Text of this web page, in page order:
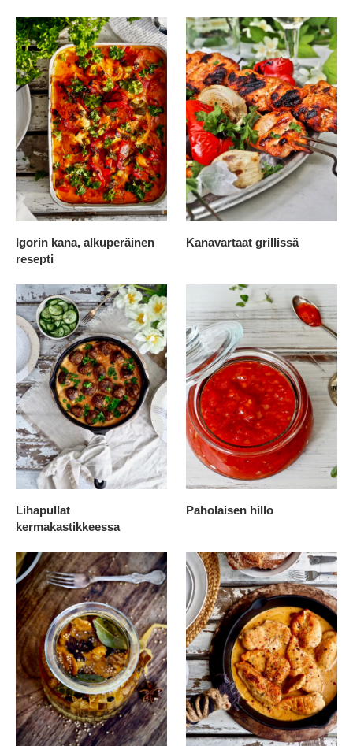
Igorin kana, alkuperäinen
resepti
Kanavartaat grillissä
Lihapullat
kermakastikkeessa
Paholaisen hillo